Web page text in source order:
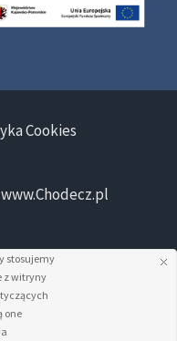
Cookies
stosujemy
z witryny
one